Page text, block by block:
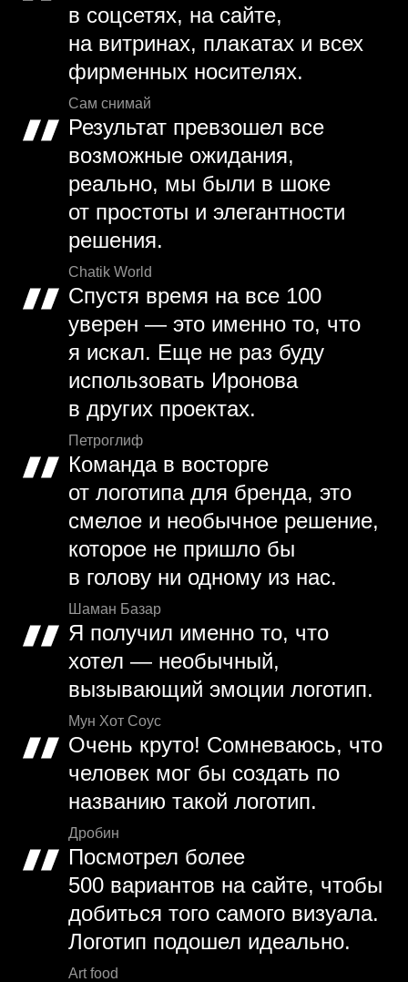
в соцсетях, на сайте,
на витринах, плакатах и всех
фирменных носителях.
Сам снимай
Результат превзошел все
возможные ожидания,
реально, мы были в шоке
от простоты и элегантности
решения.
Chatik World
Спустя время на все 100
уверен — это именно то, что
я искал. Еще не раз буду
использовать Иронова
в других проектах.
Петроглиф
Команда в восторге
от логотипа для бренда, это
смелое и необычное решение,
которое не пришло бы
в голову ни одному из нас.
Шаман Базар
Я получил именно то, что
хотел — необычный,
вызывающий эмоции логотип.
Мун Хот Соус
Очень круто! Сомневаюсь, что
человек мог бы создать по
названию такой логотип.
Дробин
Посмотрел более
500 вариантов на сайте, чтобы
добиться того самого визуала.
Логотип подошел идеально.
Art food